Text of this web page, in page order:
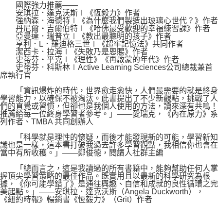
國際強力推薦——
安琪拉．達克沃斯∣《恆毅力》作者
強納森．海德特∣《為什麼我們製造出玻璃心世代？》作者
丹尼爾・吉爾伯特∣《哈佛最受歡迎的幸福練習課》作者
亞曼達．瑞普立∣《教出最聰明的孩子》作者
亨利．L．羅迪格三世∣《超牢記憶法》共同作者
潔西卡．拉海∣《失敗乃是恩賜》作者
史蒂芬・平克∣《理性》《再啟蒙的年代》作者
史蒂芬．科斯林∣Active Learning Sciences公司總裁兼首
席執行官
「資訊爆炸的時代，世界愈走愈快，人們最需要的就是終身
學習能力，以確保不被淘汰。此書提出了不少新觀點，挑戰了人
們的直覺或習慣，但卻也是我個人使用的方法，讀來深有共鳴！
推薦給每一位終身學習者參考。」——愛瑞克，《內在原力》系
列作者、TMBA 共同創辦人
「科學就是理性的懷疑，而後才能發現新的可能，學習新知
識也是一樣，這本書打破我過去許多學習觀點，我相信你也會在
當中有所收穫。」——鄭俊德，閱讀人社群主編
「總而言之，這是我讀過的所有書籍中，能夠幫助任何人掌
握頂尖學習策略的最佳作品。既實用且以最新的科學研究為根
據，《你可能學錯了》是通往興趣、自信和成就的良性循環之完
美起點。」——安琪拉．達克沃斯（Angela Duckworth），
《紐約時報》暢銷書《恆毅力》（Grit）作者